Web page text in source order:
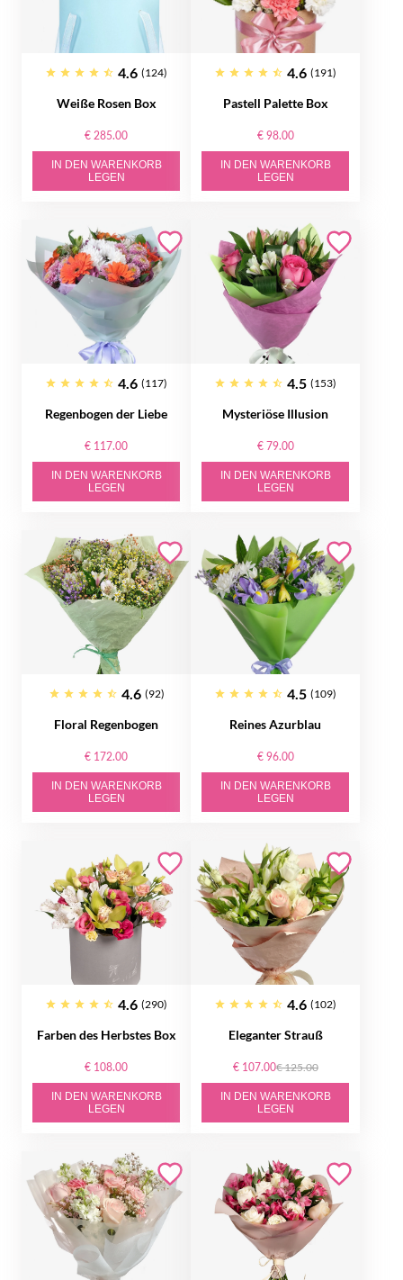
4.6 (124)
Weiße Rosen Box
€ 285.00
IN DEN WARENKORB
LEGEN
4.6 (191)
Pastell Palette Box
€ 98.00
IN DEN WARENKORB
LEGEN
4.6 (117)
Regenbogen der Liebe
€ 117.00
IN DEN WARENKORB
LEGEN
4.5 (153)
Mysteriöse Illusion
€ 79.00
IN DEN WARENKORB
LEGEN
4.6 (92)
Floral Regenbogen
€ 172.00
IN DEN WARENKORB
LEGEN
4.5 (109)
Reines Azurblau
€ 96.00
IN DEN WARENKORB
LEGEN
4.6 (290)
Farben des Herbstes Box
€ 108.00
IN DEN WARENKORB
LEGEN
4.6 (102)
Eleganter Strauß
€ 107.00€ 125.00
IN DEN WARENKORB
LEGEN